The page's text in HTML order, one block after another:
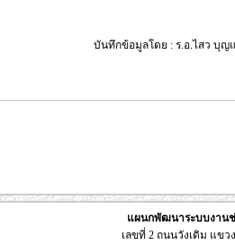
บันทึกข้อมูลโดย : ร.อ.ไสว บุญ
แผนกพัฒนาระบบงานช่
เลขที่ 2 ถนนวังเดิม แขว